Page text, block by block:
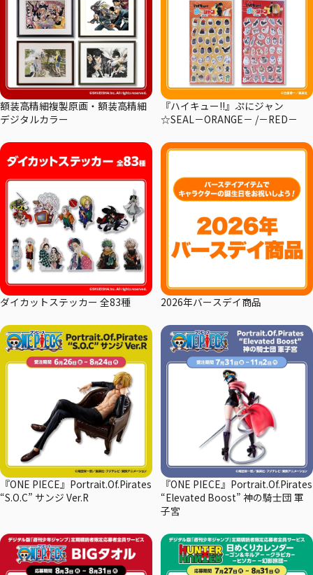
額装高精細複製原画・額装高精細
デジタルカラー
『ハイキュー!!』ぷにジャン
☆SEAL－ORANGE－ /－RED－
ダイカットステッカー 全83種 2026年バースデイ商品
『ONE PIECE』Portrait.Of.Pirates
“S.O.C” サンジ Ver.R
『ONE PIECE』Portrait.Of.Pirates
“Elevated Boost” 神の騎士団 軍
子宮